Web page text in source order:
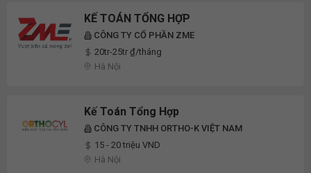
KẾ TOÁN TỔNG HỢP
CÔNG TY CỔ PHẦN ZME
20tr-25tr ₫/tháng
Hà Nội
Kế Toán Tổng Hợp
CÔNG TY TNHH ORTHO-K VIỆT NAM
15 - 20 triệu VND
Hà Nội